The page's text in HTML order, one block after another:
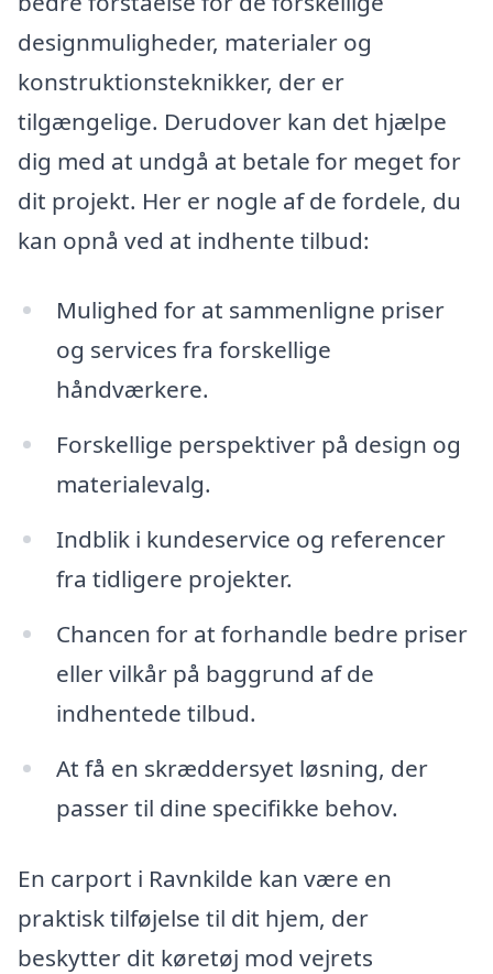
designmuligheder, materialer og
konstruktionsteknikker, der er
tilgængelige. Derudover kan det hjælpe
dig med at undgå at betale for meget for
dit projekt. Her er nogle af de fordele, du
kan opnå ved at indhente tilbud:
Mulighed for at sammenligne priser
og services fra forskellige
håndværkere.
Forskellige perspektiver på design og
materialevalg.
Indblik i kundeservice og referencer
fra tidligere projekter.
Chancen for at forhandle bedre priser
eller vilkår på baggrund af de
indhentede tilbud.
At få en skræddersyet løsning, der
passer til dine specifikke behov.
En carport i Ravnkilde kan være en
praktisk tilføjelse til dit hjem, der
beskytter dit køretøj mod vejrets